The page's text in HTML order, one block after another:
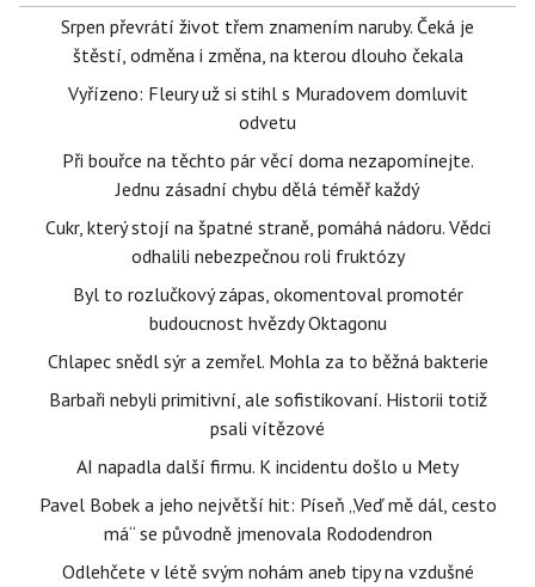
Srpen převrátí život třem znamením naruby. Čeká je
štěstí, odměna i změna, na kterou dlouho čekala
Vyřízeno: Fleury už si stihl s Muradovem domluvit
odvetu
Při bouřce na těchto pár věcí doma nezapomínejte.
Jednu zásadní chybu dělá téměř každý
Cukr, který stojí na špatné straně, pomáhá nádoru. Vědci
odhalili nebezpečnou roli fruktózy
Byl to rozlučkový zápas, okomentoval promotér
budoucnost hvězdy Oktagonu
Chlapec snědl sýr a zemřel. Mohla za to běžná bakterie
Barbaři nebyli primitivní, ale sofistikovaní. Historii totiž
psali vítězové
AI napadla další firmu. K incidentu došlo u Mety
Pavel Bobek a jeho největší hit: Píseň „Veď mě dál, cesto
má“ se původně jmenovala Rododendron
Odlehčete v létě svým nohám aneb tipy na vzdušné